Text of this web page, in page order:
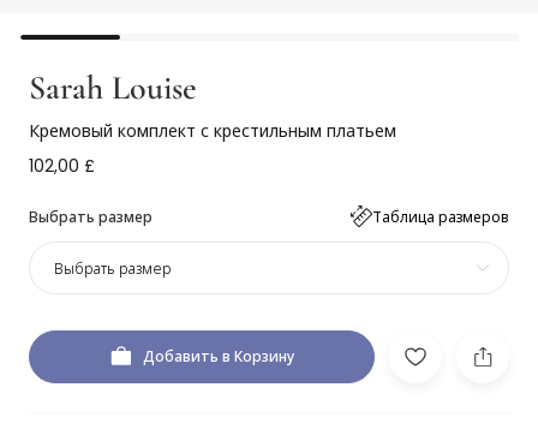
Sarah Louise
Кремовый комплект с крестильным платьем
102,00 £
Выбрать размер Таблица размеров
Выбрать размер
Добавить в Корзину